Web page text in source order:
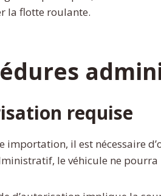
la flotte roulante.
requise
importation, il est nécessaire
le véhicule ne